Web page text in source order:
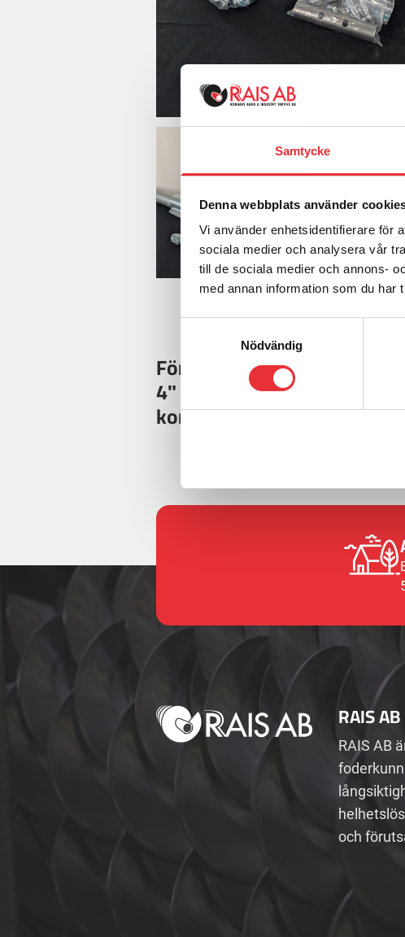
Samtycke
Denna webbplats använder
Vi använder enhetsidentifierare för
sociala medier och analysera vår
till de sociala medier och annons-
med annan information som du har
Nödvändig
För mer information om
4" sektioner och
kontakta oss:
RAIS AB
RAIS AB
och